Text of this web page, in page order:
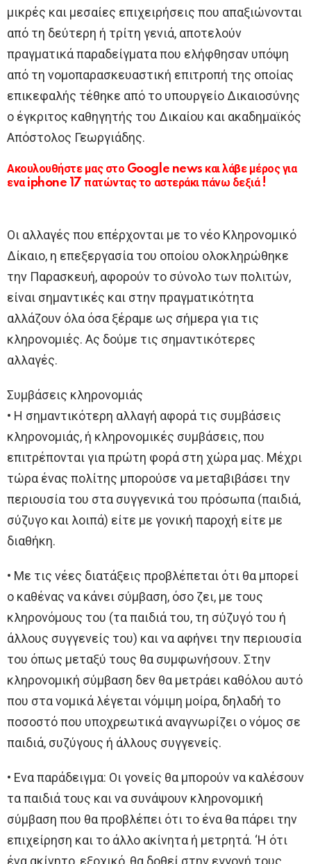
μικρές και μεσαίες επιχειρήσεις που απαξιώνονται
από τη δεύτερη ή τρίτη γενιά, αποτελούν
πραγματικά παραδείγματα που ελήφθησαν υπόψη
από τη νομοπαρασκευαστική επιτροπή της οποίας
επικεφαλής τέθηκε από το υπουργείο Δικαιοσύνης
ο έγκριτος καθηγητής του Δικαίου και ακαδημαϊκός
Απόστολος Γεωργιάδης.
Ακουλουθήστε μας στο Google news και λάβε μέρος για
ενα iphone 17 πατώντας το αστεράκι πάνω δεξιά !
Οι αλλαγές που επέρχονται με το νέο Κληρονομικό
Δίκαιο, η επεξεργασία του οποίου ολοκληρώθηκε
την Παρασκευή, αφορούν το σύνολο των πολιτών,
είναι σημαντικές και στην πραγματικότητα
αλλάζουν όλα όσα ξέραμε ως σήμερα για τις
κληρονομιές. Ας δούμε τις σημαντικότερες
αλλαγές.
Συμβάσεις κληρονομιάς
• Η σημαντικότερη αλλαγή αφορά τις συμβάσεις
κληρονομιάς, ή κληρονομικές συμβάσεις, που
επιτρέπονται για πρώτη φορά στη χώρα μας. Μέχρι
τώρα ένας πολίτης μπορούσε να μεταβιβάσει την
περιουσία του στα συγγενικά του πρόσωπα (παιδιά,
σύζυγο και λοιπά) είτε με γονική παροχή είτε με
διαθήκη.
• Με τις νέες διατάξεις προβλέπεται ότι θα μπορεί
ο καθένας να κάνει σύμβαση, όσο ζει, με τους
κληρονόμους του (τα παιδιά του, τη σύζυγό του ή
άλλους συγγενείς του) και να αφήνει την περιουσία
του όπως μεταξύ τους θα συμφωνήσουν. Στην
κληρονομική σύμβαση δεν θα μετράει καθόλου αυτό
που στα νομικά λέγεται νόμιμη μοίρα, δηλαδή το
ποσοστό που υποχρεωτικά αναγνωρίζει ο νόμος σε
παιδιά, συζύγους ή άλλους συγγενείς.
• Ενα παράδειγμα: Οι γονείς θα μπορούν να καλέσουν
τα παιδιά τους και να συνάψουν κληρονομική
σύμβαση που θα προβλέπει ότι το ένα θα πάρει την
επιχείρηση και το άλλο ακίνητα ή μετρητά. ‘Η ότι
ένα ακίνητο, εξοχικό, θα δοθεί στην εγγονή τους,